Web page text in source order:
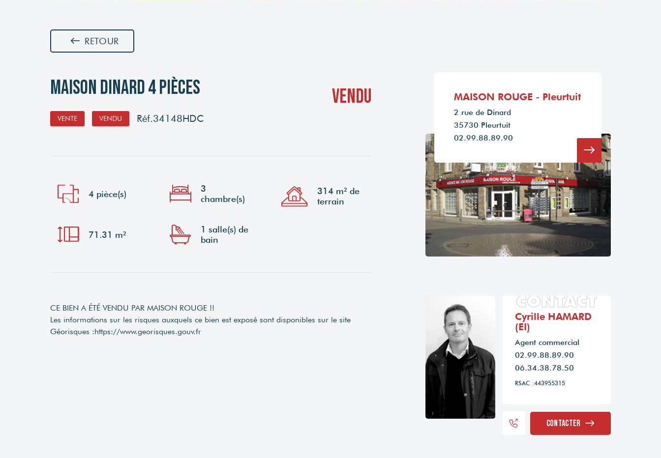
RETOUR
Maison Dinard 4 Pièces
VENTE VENDU Réf.34148HDC
vendu
4 pièce(s)
3
chambre(s)
314 m² de
terrain
71.31 m²
1 salle(s) de
bain
CE BIEN A ÉTÉ VENDU PAR MAISON ROUGE !!
Les informations sur les risques auxquels ce bien est exposé sont disponibles sur le site
Géorisques :https://www.georisques.gouv.fr
MAISON ROUGE - Pleurtuit
2 rue de Dinard
35730 Pleurtuit
02.99.88.89.90
CONTACT
Cyrille HAMARD
(EI)
Agent commercial
02.99.88.89.90
06.34.38.78.50
RSAC :443955315
Contacter